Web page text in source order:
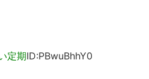
定期ID:PBwuBhhY0